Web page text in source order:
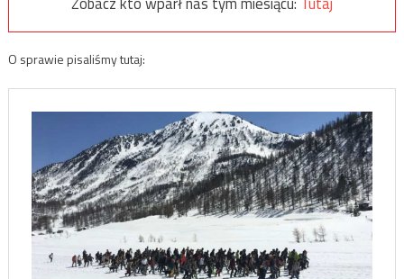
O sprawie pisaliśmy tutaj: